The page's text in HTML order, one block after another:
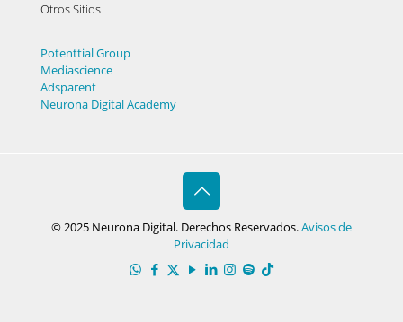
Otros Sitios
Potenttial Group
Mediascience
Adsparent
Neurona Digital Academy
© 2025 Neurona Digital. Derechos Reservados.Avisos de
Privacidad